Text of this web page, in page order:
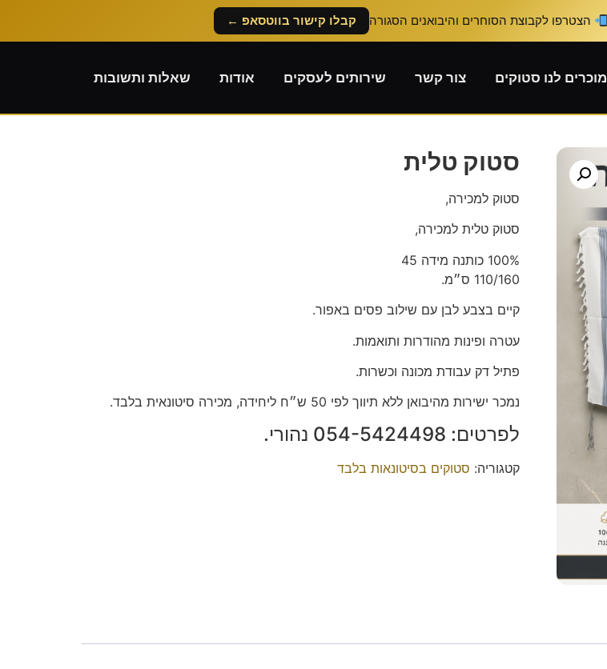
הצטרפו לקבוצת הסוחרים והיבואנים הסגורה קבלו קישור בווטסאפ ←
מוכרים לנו סטוקים צור קשר שירותים לעסקים אודות שאלות ותשובות
סטוק טלית
סטוק למכירה,
סטוק טלית למכירה,
100% כותנה מידה 45
110/160 ס״מ.
קיים בצבע לבן עם שילוב פסים באפור.
עטרה ופינות מהודרות ותואמות.
פתיל דק עבודת מכונה וכשרות.
נמכר ישירות מהיבואן ללא תיווך לפי 50 ש״ח ליחידה, מכירה סיטונאית בלבד.
לפרטים: 054-5424498 נהורי.
קטגוריה: סטוקים בסיטונאות בלבד